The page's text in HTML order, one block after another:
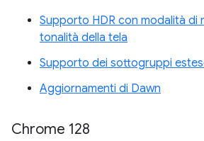
Supporto HDR con modalità di
tonalità della tela
Supporto dei sottogruppi
Aggiornamenti di Dawn
Chrome 128